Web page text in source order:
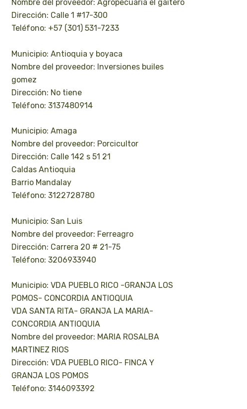
Nombre del proveedor: Agropecuaria el gaitero
Dirección: Calle 1 #17-300
Teléfono: +57 (301) 531-7233
Municipio: Antioquia y boyaca
Nombre del proveedor: Inversiones builes
gomez
Dirección: No tiene
Teléfono: 3137480914
Municipio: Amaga
Nombre del proveedor: Porcicultor
Dirección: Calle 142 s 51 21
Caldas Antioquia
Barrio Mandalay
Teléfono: 3122728780
Municipio: San Luis
Nombre del proveedor: Ferreagro
Dirección: Carrera 20 # 21-75
Teléfono: 3206933940
Municipio: VDA PUEBLO RICO -GRANJA LOS
POMOS- CONCORDIA ANTIOQUIA
VDA SANTA RITA- GRANJA LA MARIA-
CONCORDIA ANTIOQUIA
Nombre del proveedor: MARIA ROSALBA
MARTINEZ RIOS
Dirección: VDA PUEBLO RICO- FINCA Y
GRANJA LOS POMOS
Teléfono: 3146093392